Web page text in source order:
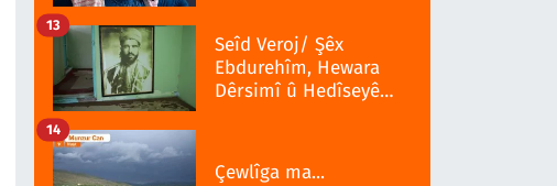
Seîd Veroj/ Şêx
Ebdurehîm, Hewara
Dêrsimî û Hedîseyê
13
Çewlîga ma...
14